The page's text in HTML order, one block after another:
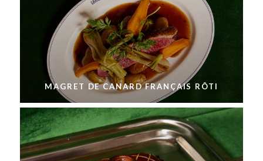
MAGRET DE CANARD FRANÇAIS RÔTI